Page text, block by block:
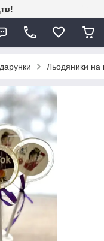
Льодяники на